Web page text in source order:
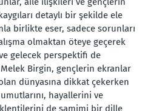
detaylı bir şekilde ele
birlikte eser, sadece sorunları
olmaktan öteye geçerek
gelecek perspektifi de
Birgin, gençlerin ekranlar
dünyasına dikkat çekerken
hayallerini ve
de samimi bir dille